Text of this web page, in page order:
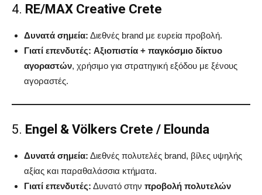
4. RE/MAX Creative Crete
Δυνατά σημεία: Διεθνές brand με ευρεία προβολή.
Γιατί επενδυτές: Αξιοπιστία + παγκόσμιο δίκτυο
αγοραστών, χρήσιμο για στρατηγική εξόδου με ξένους
αγοραστές.
5. Engel & Völkers Crete / Elounda
Δυνατά σημεία: Διεθνές πολυτελές brand, βίλες υψηλής
αξίας και παραθαλάσσια κτήματα.
Γιατί επενδυτές: Δυνατό στην προβολή πολυτελών